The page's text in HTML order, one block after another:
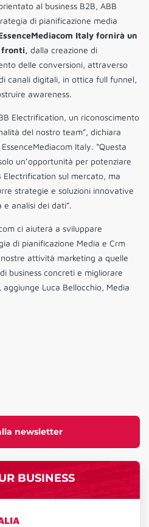
newsletter
BUSINESS
al business B2B, ABB
di pianificazione media
Italy fornirà un
fronti, dalla creazione di
delle conversioni, attraverso
canali digitali, in ottica full funnel,
awareness.
Electrification, un riconoscimento
del nostro team”, dichiara
Italy. “Questa
un’opportunità per potenziare
Electrification sul mercato, ma
strategie e soluzioni innovative
analisi dei dati”.
ci aiuterà a sviluppare
di pianificazione Media e Crm
attività marketing a quelle
business concreti e migliorare
aggiunge Luca Bellocchio, Media